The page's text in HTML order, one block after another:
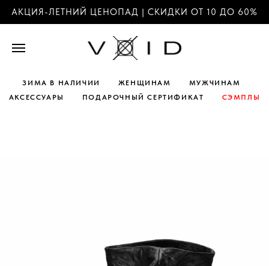
АКЦИЯ-ЛЕТНИЙ ЦЕНОПАД | СКИДКИ ОТ 10 ДО 60%
ЗИМА В НАЛИЧИИ ЖЕНЩИНАМ
МУЖЧИНАМ
АКСЕССУАРЫ
ПОДАРОЧНЫЙ СЕРТИФИКАТ СЭМПЛЫ